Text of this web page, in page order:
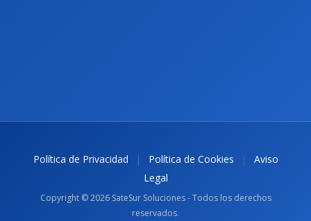
Política de Privacidad | Política de Cookies |
Aviso
Legal
Copyright © 2026 SateSur Soluciones - Todos los derechos
reservados.